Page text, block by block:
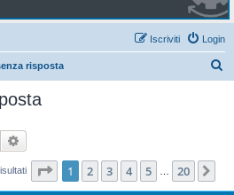
Login
Iscriviti
risposta
Cerca
Pagina di 20
1 2 3 4 5 20